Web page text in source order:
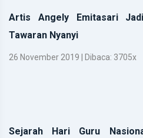
Artis Angely Emitasari
Tawaran Nyanyi
26 November 2019 | Dibaca: 3705x
Sejarah Hari Guru